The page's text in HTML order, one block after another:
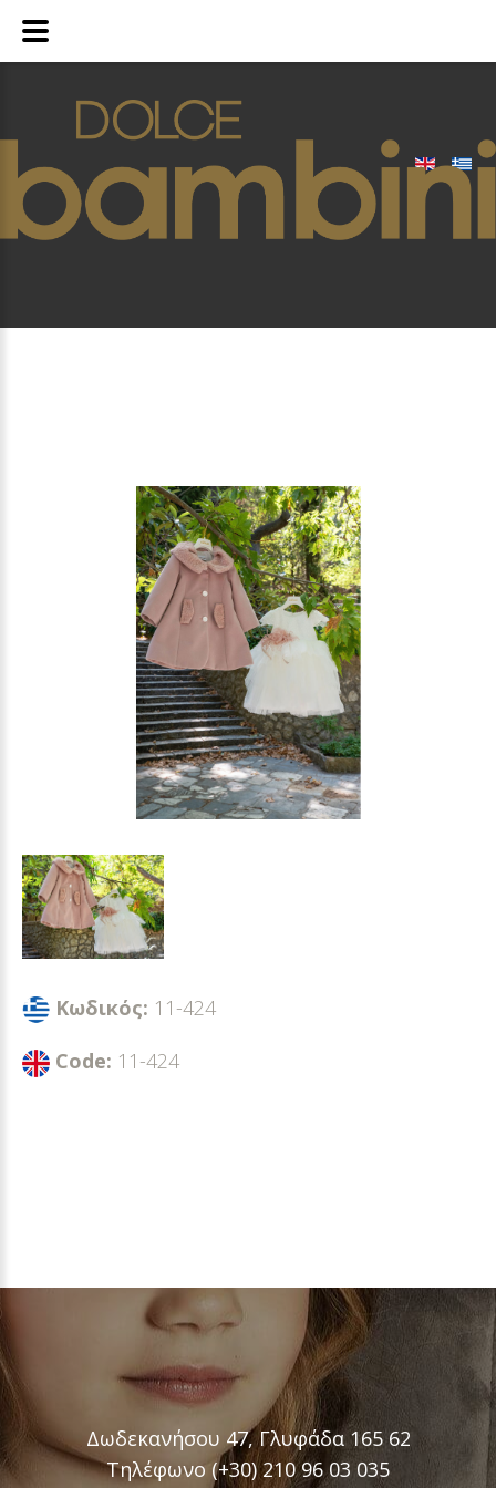
Κωδικός: 11-424
Code: 11-424
Δωδεκανήσου 47, Γλυφάδα 165 62
Τηλέφωνο (+30) 210 96 03 035